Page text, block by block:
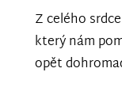
Z celého
který nám
opět